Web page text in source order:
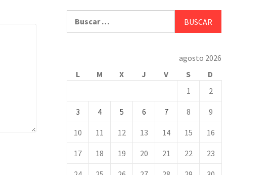
agosto 2026
L
M X J V S
D
1
2
3 4 5 6 7 8 9
10 11 12 13 14 15 16
17 18 19 20 21 22 23